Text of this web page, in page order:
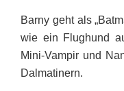
Barny geht als
wie ein Flughund
Mini-Vampir und
Dalmatinern.